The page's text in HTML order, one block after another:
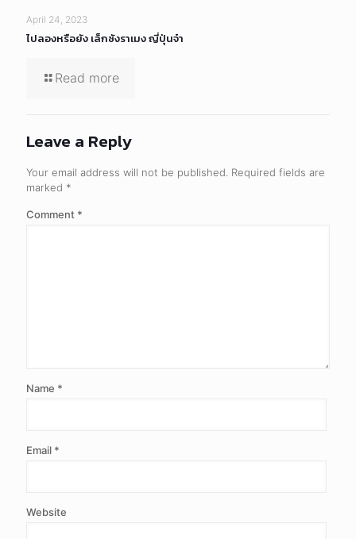
April 24, 2023
ไปลองหรือยัง เล็กซังราเมง ญี่ปุ่นจ๋า
Read more
Leave a Reply
Your email address will not be published. Required fields are
marked *
Comment *
Name *
Email *
Website